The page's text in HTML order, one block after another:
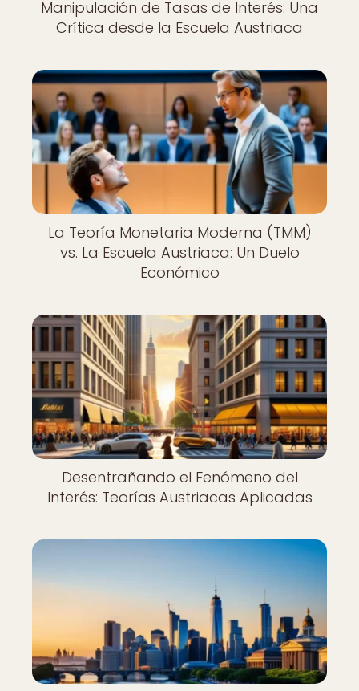
Manipulación de Tasas de Interés: Una
Crítica desde la Escuela Austriaca
La Teoría Monetaria Moderna (TMM)
vs. La Escuela Austriaca: Un Duelo
Económico
Desentrañando el Fenómeno del
Interés: Teorías Austriacas Aplicadas